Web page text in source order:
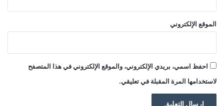
الموقع الإلكتروني
احفظ اسمي، بريدي الإلكتروني، والموقع الإلكتروني في هذا المتصفح
لاستخدامها المرة المقبلة في تعليقي.